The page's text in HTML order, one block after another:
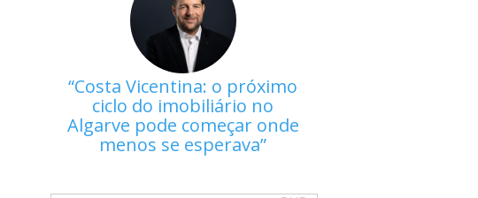
Costa Vicentina: o próximo
ciclo do imobiliário no
Algarve pode começar onde
menos se esperava